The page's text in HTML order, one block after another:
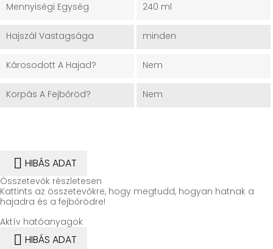
Mennyiségi Egység 240 ml
Hajszál Vastagsága minden
Károsodott A Hajad? Nem
Korpás A Fejbőröd? Nem
 HIBÁS ADAT
Összetevők részletesen
Kattints az összetevőkre, hogy megtudd, hogyan hatnak a
hajadra és a fejbőrödre!
Aktív hatóanyagok
 HIBÁS ADAT